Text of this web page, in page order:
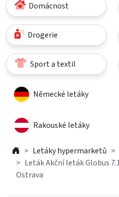
Domácnost
Drogerie
Sport a textil
Německé letáky
Rakouské letáky
Letáky hypermarketů
Leták Akční leták Globus
Ostrava